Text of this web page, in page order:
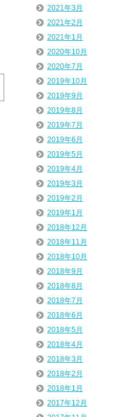
2021年3月
2021年2月
2021年1月
2020年10月
2020年7月
2019年10月
2019年9月
2019年8月
2019年7月
2019年6月
2019年5月
2019年4月
2019年3月
2019年2月
2019年1月
2018年12月
2018年11月
2018年10月
2018年9月
2018年8月
2018年7月
2018年6月
2018年5月
2018年4月
2018年3月
2018年2月
2018年1月
2017年12月